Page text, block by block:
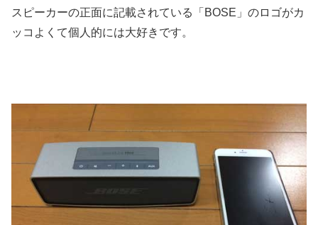
スピーカーの正面に記載されている「BOSE」のロゴがカ
ッコよくて個人的には大好きです。